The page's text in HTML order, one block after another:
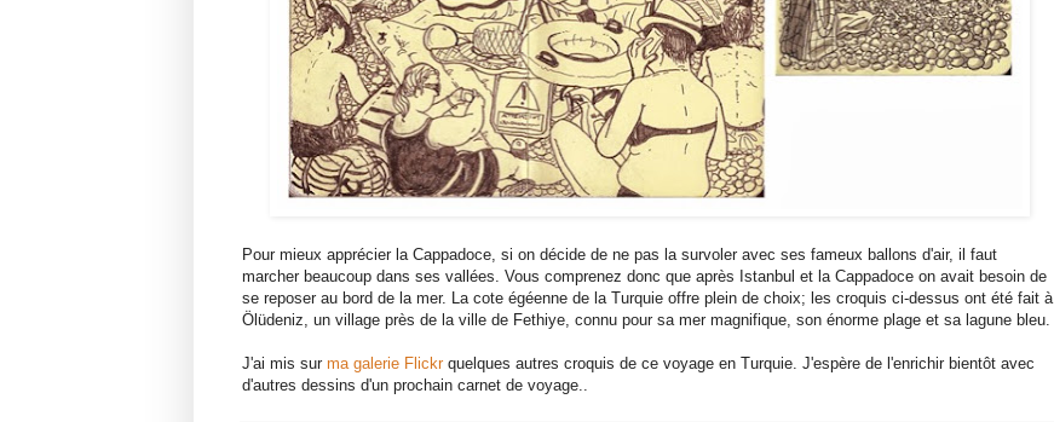
Pour mieux apprécier la Cappadoce, si on décide de ne pas la survoler avec ses fameux ballons d'air, il faut
marcher beaucoup dans ses vallées. Vous comprenez donc que après Istanbul et la Cappadoce on avait besoin de
se reposer au bord de la mer. La cote égéenne de la Turquie offre plein de choix; les croquis ci-dessus ont été fait à
Ölüdeniz, un village près de la ville de Fethiye, connu pour sa mer magnifique, son énorme plage et sa lagune bleu.
J'ai mis sur ma galerie Flickr quelques autres croquis de ce voyage en Turquie. J'espère de l'enrichir bientôt avec
d'autres dessins d'un prochain carnet de voyage..